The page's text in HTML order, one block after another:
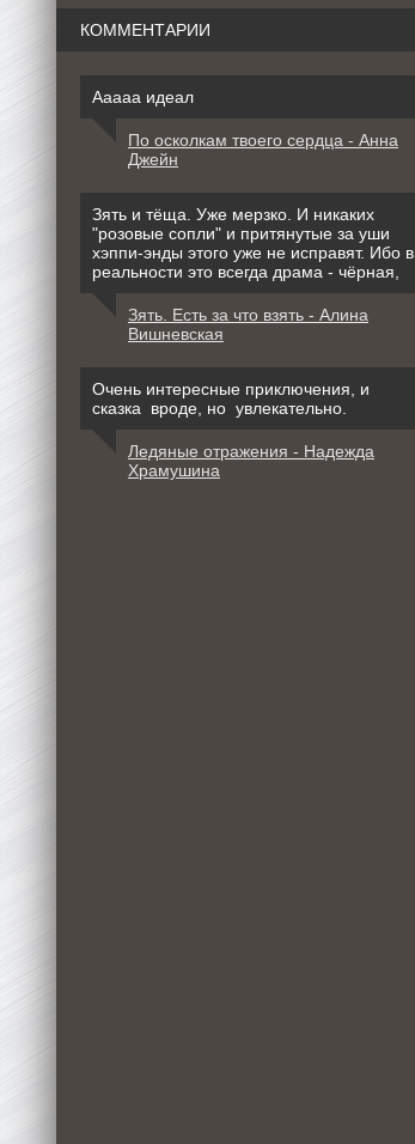
КОММЕНТАРИИ
Ааааа идеал
По осколкам твоего сердца - Анна
Джейн
Зять и тёща. Уже мерзко. И никаких
"розовые сопли" и притянутые за уши
хэппи-энды этого уже не исправят. Ибо в
реальности это всегда драма - чёрная,
Зять. Есть за что взять - Алина
Вишневская
Очень интересные приключения, и
сказка вроде, но увлекательно.
Ледяные отражения - Надежда
Храмушина